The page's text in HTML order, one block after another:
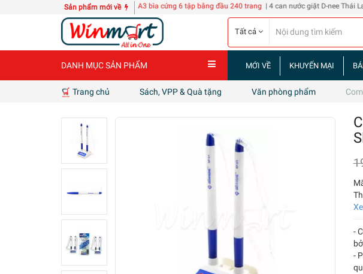
Sản phẩm mới về
POLY-TECH KZ11810 quyển Sổ A3 bìa cứng 6 tập bằng đầu 240 trang | 4 can nước giặt D-nee Thái Lan 3L
Tất cả
DANH MỤC SẢN PHẨM MỚI VỀ KHUYẾN MẠI
Trang chủ Sách, VPP & Quà tặng Văn phòng phẩm
-
-